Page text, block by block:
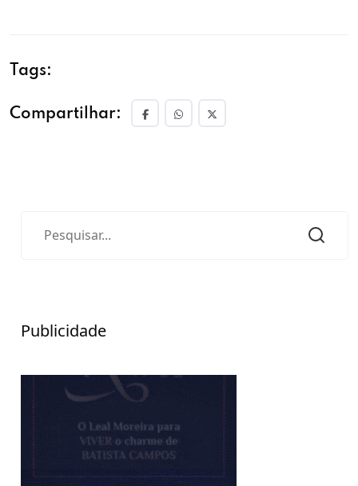
Tags:
Compartilhar:
Publicidade